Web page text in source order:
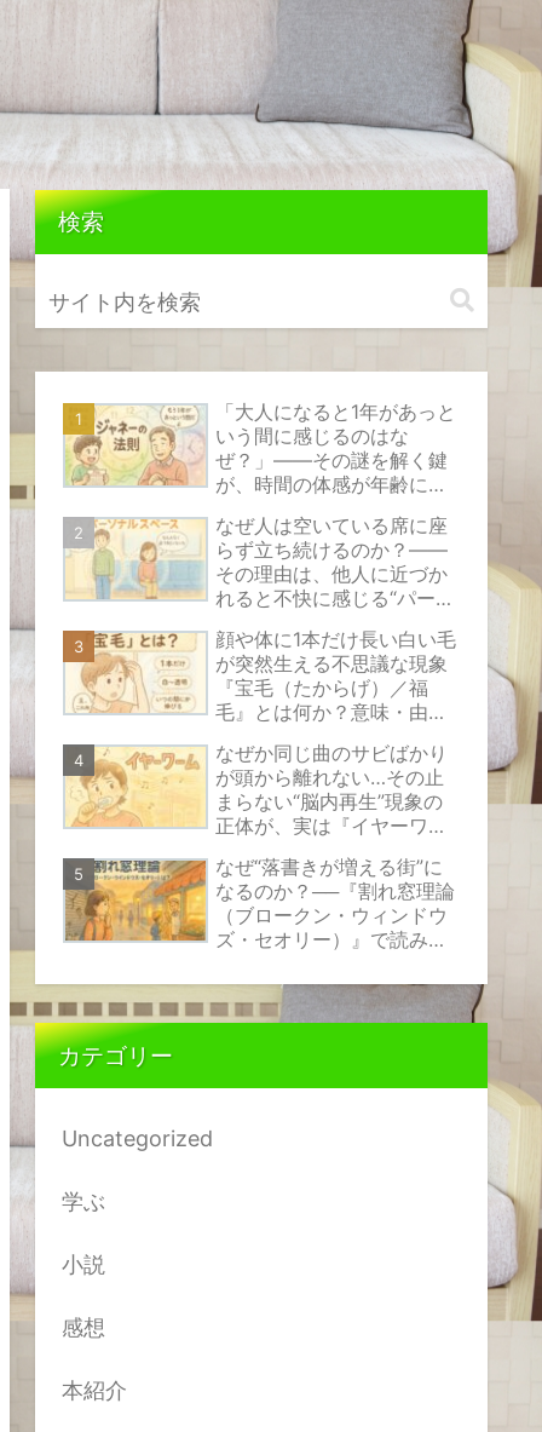
検索
「大人になると1年があっと
いう間に感じるのはな
ぜ？」――その謎を解く鍵
が、時間の体感が年齢によ
ャネーの法則』です。
なぜ人は空いている席に座
らず立ち続けるのか？――
その理由は、他人に近づか
れると不快に感じる“パーソ
い心のバリアにあります。
顔や体に1本だけ長い白い毛
が突然生える不思議な現象
『宝毛（たからげ）／福
毛』とは何か？意味・由
きる対処法をやさしく解説
なぜか同じ曲のサビばかり
が頭から離れない…その止
まらない“脳内再生”現象の
正体が、実は『イヤーワー
す。
なぜ“落書きが増える街”に
なるのか？──『割れ窓理論
（ブロークン・ウィンドウ
ズ・セオリー）』で読み解
インの正体
カテゴリー
Uncategorized
学ぶ
小説
感想
本紹介